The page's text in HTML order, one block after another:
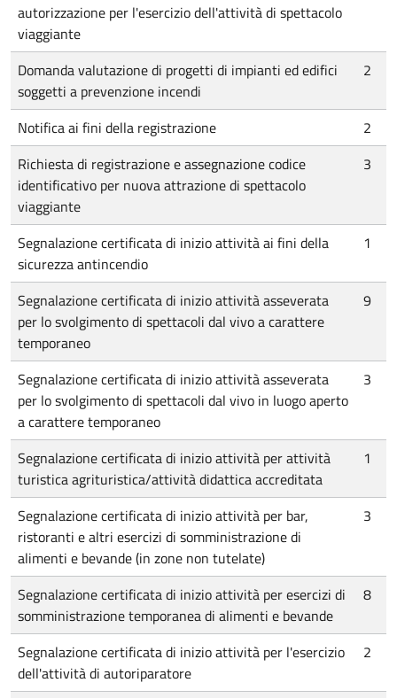
autorizzazione per l'esercizio dell'attività di spettacolo
viaggiante
Domanda valutazione di progetti di impianti ed edifici
soggetti a prevenzione incendi
2
Notifica ai fini della registrazione
2
Richiesta di registrazione e assegnazione codice
identificativo per nuova attrazione di spettacolo
viaggiante
3
Segnalazione certificata di inizio attività ai fini della
sicurezza antincendio
1
Segnalazione certificata di inizio attività asseverata
per lo svolgimento di spettacoli dal vivo a carattere
temporaneo
9
Segnalazione certificata di inizio attività asseverata
per lo svolgimento di spettacoli dal vivo in luogo aperto
a carattere temporaneo
3
Segnalazione certificata di inizio attività per attività
turistica agrituristica/attività didattica accreditata
1
Segnalazione certificata di inizio attività per bar,
ristoranti e altri esercizi di somministrazione di
alimenti e bevande (in zone non tutelate)
3
Segnalazione certificata di inizio attività per esercizi di
somministrazione temporanea di alimenti e bevande
8
Segnalazione certificata di inizio attività per l'esercizio
dell'attività di autoriparatore
2